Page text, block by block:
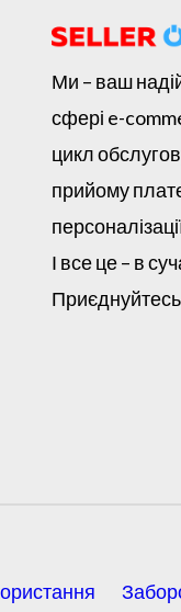
Ми – ваш
сфері e-
цикл
прийому
І все це – в